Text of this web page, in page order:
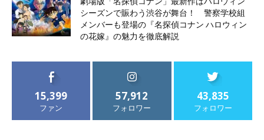
シーズンで賑わう渋谷が舞台！ 警察学校組
メンバーも登場の『名探偵コナン ハロウィン
の花嫁』の魅力を徹底解説
15,399
ファン
57,912
フォロワー
43,835
フォロワー